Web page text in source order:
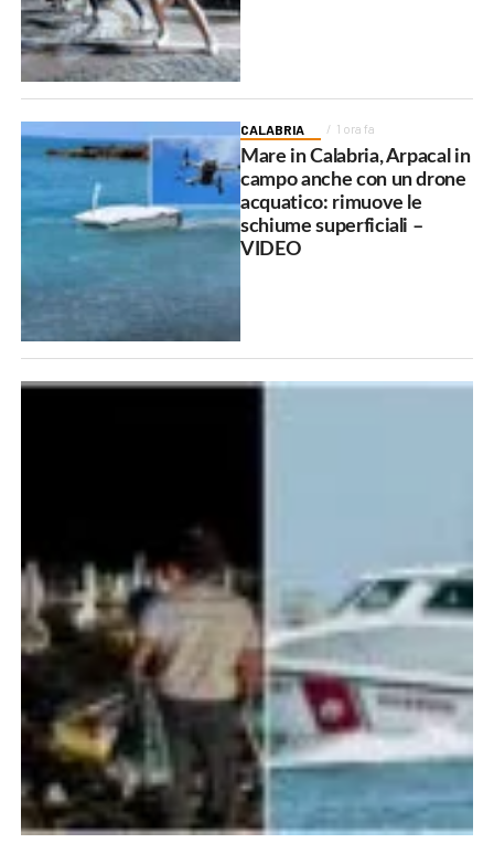
CALABRIA 1 ora fa
Mare in Calabria, Arpacal in
campo anche con un drone
acquatico: rimuove le
schiume superficiali –
VIDEO